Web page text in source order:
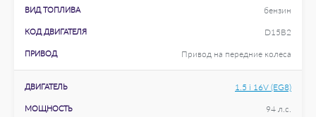
ВИД ТОПЛИВА бензин
КОД ДВИГАТЕЛЯ D15B2
ПРИВОД Привод на передние колеса
ДВИГАТЕЛЬ 1.5 i 16V (EG8)
МОЩНОСТЬ 94 л.с.